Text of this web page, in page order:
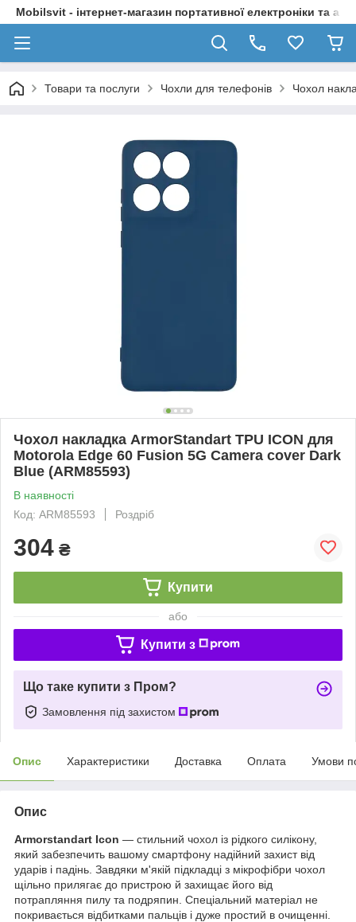
Mobilsvit - інтернет-магазин портативної електроніки та
Товари та послуги Чохли для телефонів Чохол
Чохол накладка ArmorStandart TPU ICON для
Motorola Edge 60 Fusion 5G Camera cover Dark
Blue (ARM85593)
В наявності
Код: ARM85593
Роздріб
304 ₴
Купити
або
Купити з
Що таке купити з Пром?
Замовлення під захистом
Опис Характеристики Доставка Оплата Умови
Опис
Armorstandart Icon — стильний чохол із рідкого силікону,
який забезпечить вашому смартфону надійний захист від
ударів і падінь. Завдяки м'якій підкладці з мікрофібри чохол
щільно прилягає до пристрою й захищає його від
потрапляння пилу та подряпин. Спеціальний матеріал не
покривається відбитками пальців і дуже простий в очищенні.